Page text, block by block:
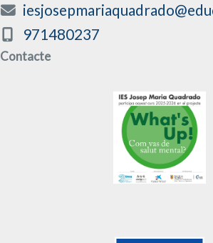
971480237
Contacte